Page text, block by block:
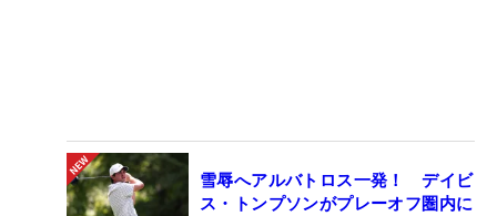
雪辱へアルバトロス一発！ デイビ
ス・トンプソンがプレーオフ圏内に